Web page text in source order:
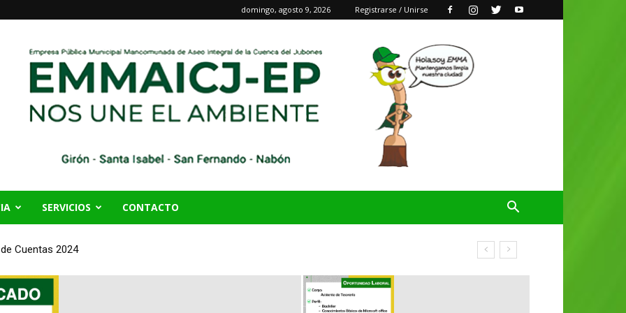
domingo, agosto 9, 2026 Registrarse / Unirse
SERVICIOS CONTACTO
Cuentas 2024